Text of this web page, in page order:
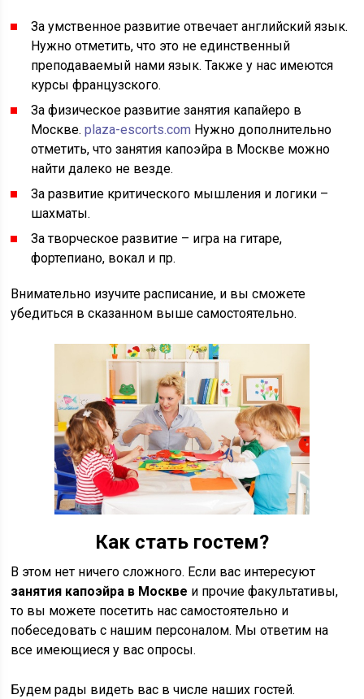
За умственное развитие отвечает английский язык.
Нужно отметить, что это не единственный
преподаваемый нами язык. Также у нас имеются
курсы французского.
За физическое развитие занятия капайеро в
Москве.plaza-escorts.com Нужно дополнительно
отметить, что занятия капоэйра в Москве можно
найти далеко не везде.
За развитие критического мышления и логики –
шахматы.
За творческое развитие – игра на гитаре,
фортепиано, вокал и пр.
Внимательно изучите расписание, и вы сможете
убедиться в сказанном выше самостоятельно.
Как стать гостем?
В этом нет ничего сложного. Если вас интересуют
занятия капоэйра в Москве и прочие факультативы,
то вы можете посетить нас самостоятельно и
побеседовать с нашим персоналом. Мы ответим на
все имеющиеся у вас опросы.
Будем рады видеть вас в числе наших гостей.